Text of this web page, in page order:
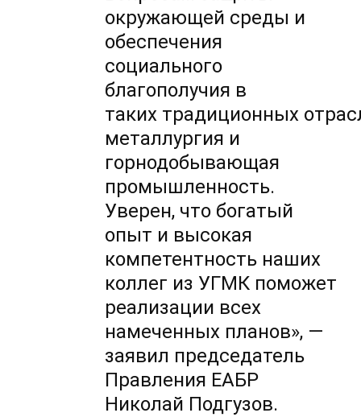
окружающей среды и
обеспечения
социального
благополучия в
таких традиционных
металлургия и
горнодобывающая
промышленность.
Уверен, что богатый
опыт и высокая
компетентность наших
коллег из УГМК поможет
реализации всех
намеченных планов», —
заявил председатель
Правления ЕАБР
Николай Подгузов.